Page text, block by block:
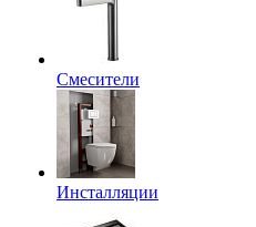
Смесители
Инсталляции